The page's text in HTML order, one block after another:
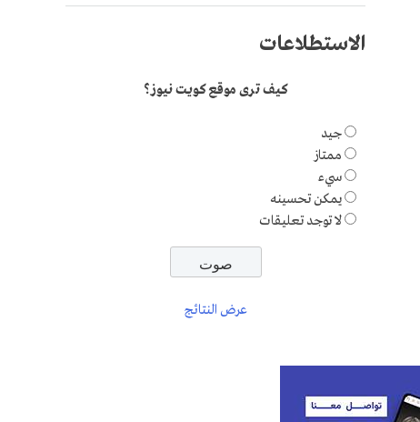
الاستطلاعات
كيف ترى موقع كويت نيوز؟
جيد
ممتاز
سيء
يمكن تحسينه
لا توجد تعليقات
عرض النتائج